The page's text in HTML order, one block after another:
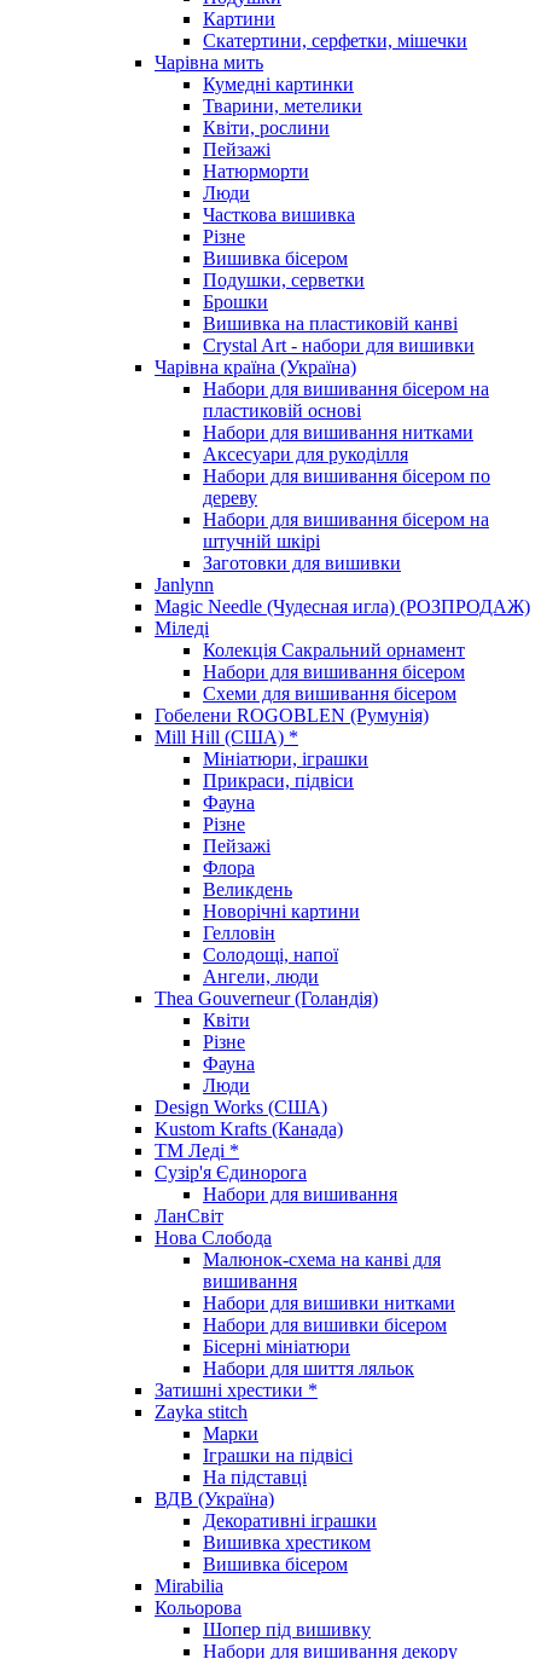
Картини
Скатертини, серфетки, мішечки
Чарiвна мить
Кумедні картинки
Тварини, метелики
Квіти, рослини
Пейзажі
Натюрморти
Люди
Часткова вишивка
Різне
Вишивка бісером
Подушки, серветки
Брошки
Вишивка на пластиковій канві
Crystal Art - набори для вишивки
Чарівна країна (Україна)
Набори для вишивання бісером на
пластиковій основі
Набори для вишивання нитками
Аксесуари для рукоділля
Набори для вишивання бісером по
дереву
Набори для вишивання бісером на
штучній шкірі
Заготовки для вишивки
Janlynn
Magic Needle (Чудесная игла) (РОЗПРОДАЖ)
Міледі
Колекція Сакральний орнамент
Набори для вишивання бісером
Схеми для вишивання бісером
Гобелени ROGOBLEN (Румунія)
Mill Hill (США) *
Мініатюри, іграшки
Прикраси, підвіси
Фауна
Різне
Пейзажі
Флора
Великдень
Новорічні картини
Гелловін
Солодощі, напої
Ангели, люди
Thea Gouverneur (Голандія)
Квіти
Різне
Фауна
Люди
Design Works (США)
Kustom Krafts (Канада)
ТМ Леді *
Сузір'я Єдинорога
Набори для вишивання
ЛанСвіт
Нова Слобода
Малюнок-схема на канві для
вишивання
Набори для вишивки нитками
Набори для вишивки бісером
Бісерні мініатюри
Набори для шиття ляльок
Затишні хрестики *
Zayka stitch
Марки
Іграшки на підвісі
На підставці
ВДВ (Україна)
Декоративні іграшки
Вишивка хрестиком
Вишивка бісером
Mirabilia
Кольорова
Шопер під вишивку
Набори для вишивання декору